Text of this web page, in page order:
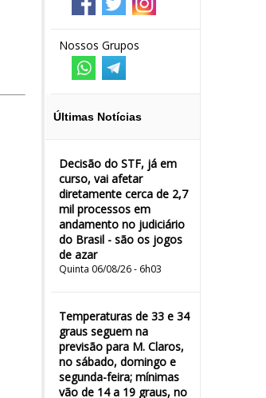
Nossos Grupos
Últimas Notícias
Decisão do STF, já em
curso, vai afetar
diretamente cerca de 2,7
mil processos em
andamento no judiciário
do Brasil - são os jogos
de azar
Quinta 06/08/26 - 6h03
Temperaturas de 33 e 34
graus seguem na
previsão para M. Claros,
no sábado, domingo e
segunda-feira; mínimas
vão de 14 a 19 graus, no